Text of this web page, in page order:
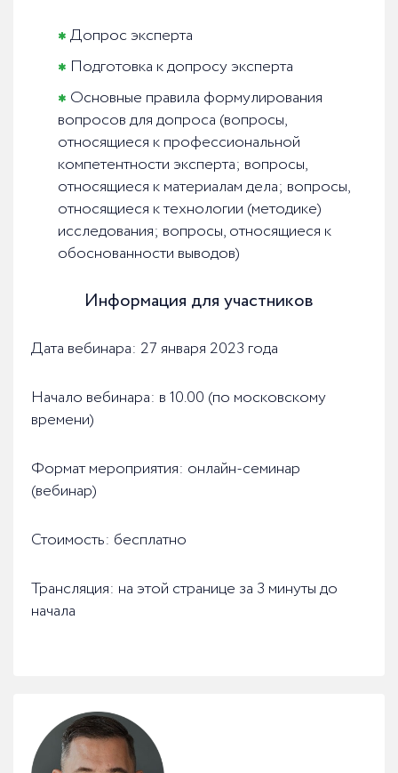
Допрос эксперта
Подготовка к допросу эксперта
Основные правила формулирования
вопросов для допроса (вопросы,
относящиеся к профессиональной
компетентности эксперта; вопросы,
относящиеся к материалам дела; вопросы,
относящиеся к технологии (методике)
исследования; вопросы, относящиеся к
обоснованности выводов)
Информация для участников
Дата вебинара: 27 января 2023 года
Начало вебинара: в 10.00 (по московскому
времени)
Формат мероприятия: онлайн-семинар
(вебинар)
Стоимость: бесплатно
Трансляция: на этой странице за 3 минуты до
начала